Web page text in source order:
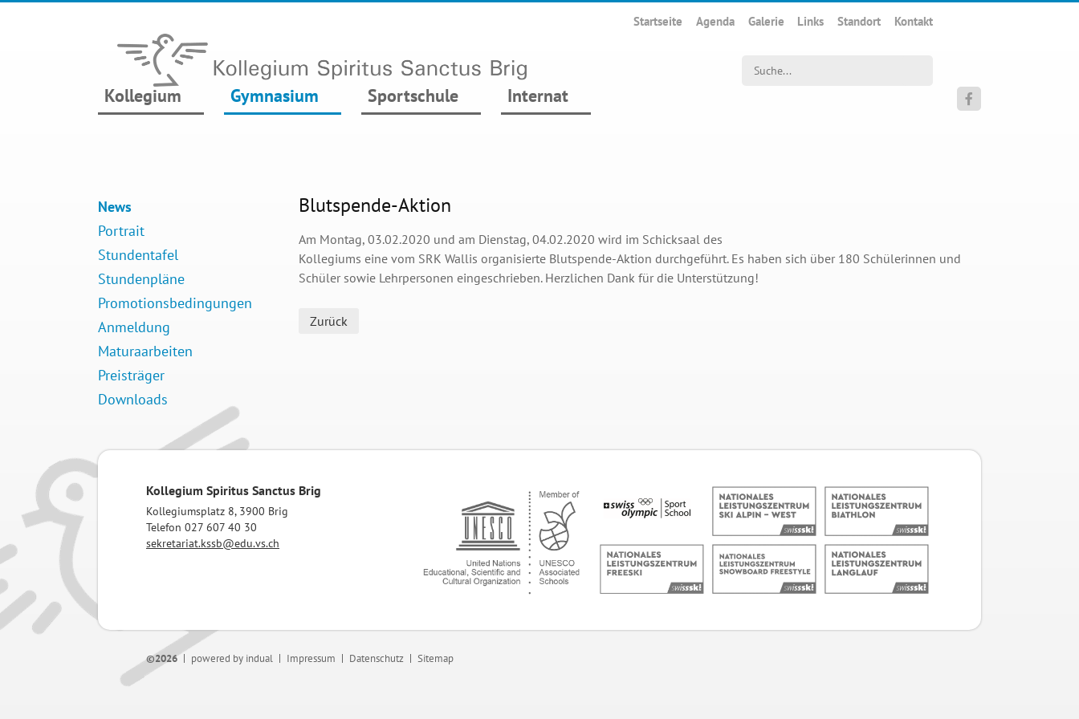
Startseite Agenda Galerie Links Standort Kontakt
Kollegium Gymnasium Sportschule Internat 
News
Portrait
Stundentafel
Stundenpläne
Promotionsbedingungen
Anmeldung
Maturaarbeiten
Preisträger
Downloads
Blutspende-Aktion
Am Montag, 03.02.2020 und am Dienstag, 04.02.2020 wird im Schicksaal des
Kollegiums eine vom SRK Wallis organisierte Blutspende-Aktion durchgeführt. Es haben sich über 180 Schülerinnen und
Schüler sowie Lehrpersonen eingeschrieben. Herzlichen Dank für die Unterstützung!
Zurück
Kollegium Spiritus Sanctus Brig
Kollegiumsplatz 8, 3900 Brig
Telefon 027 607 40 30
sekretariat.kssb@edu.vs.ch
©2026 powered by indual Impressum Datenschutz Sitemap